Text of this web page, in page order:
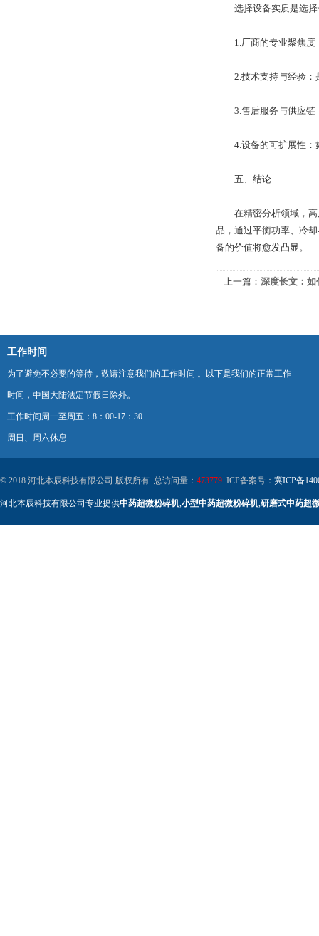
选择设备实质是选择
1.厂商的专业聚焦度
2.技术支持与经验：
3.售后服务与供应链
4.设备的可扩展性：如
五、结论
在精密分析领域，高
品，通过平衡功率、冷
备的价值将愈发凸显。
上一篇： 深度长文：如
工作时间
为了避免不必要的等待，敬请注意我们的工作时间 。以下是我们的正常工作
时间，中国大陆法定节假日除外。
工作时间周一至周五：8：00-17：30
周日、周六休息
© 2018 河北本辰科技有限公司 版权所有 总访问量： 473779 ICP备案号： 冀ICP备
河北本辰科技有限公司专业提供中药超微粉碎机,小型中药超微粉碎机,研磨式中药超